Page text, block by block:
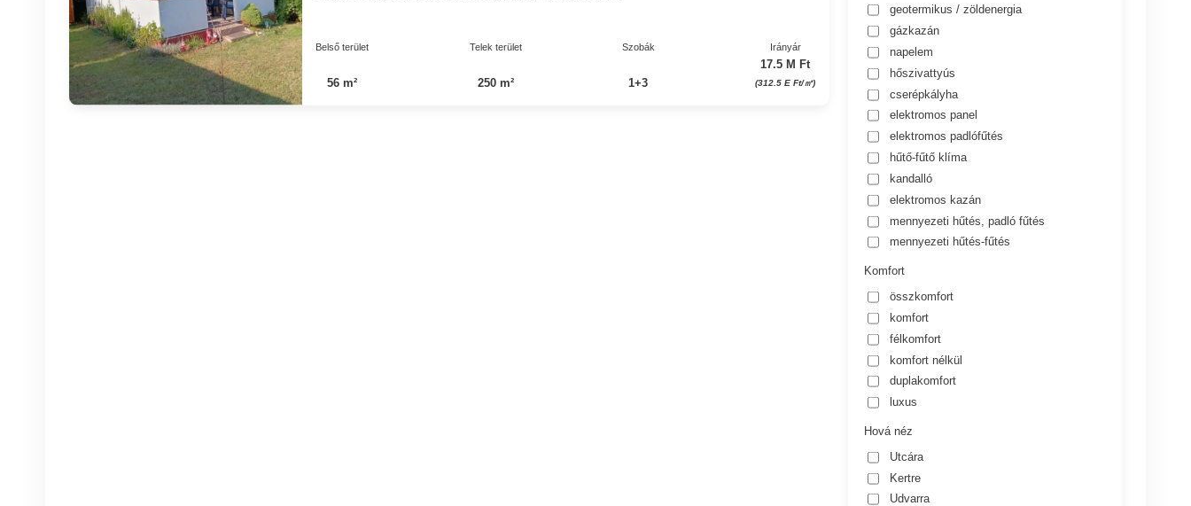
Belső terület
56 m²
Telek terület
250 m²
Szobák
1+3
Irányár
17.5 M Ft
(312.5 E Ft/㎡)
geotermikus / zöldenergia
gázkazán
napelem
hőszivattyús
cserépkályha
elektromos panel
elektromos padlófűtés
hűtő-fűtő klíma
kandalló
elektromos kazán
mennyezeti hűtés, padló fűtés
mennyezeti hűtés-fűtés
Komfort
összkomfort
komfort
félkomfort
komfort nélkül
duplakomfort
luxus
Hová néz
Utcára
Kertre
Udvarra